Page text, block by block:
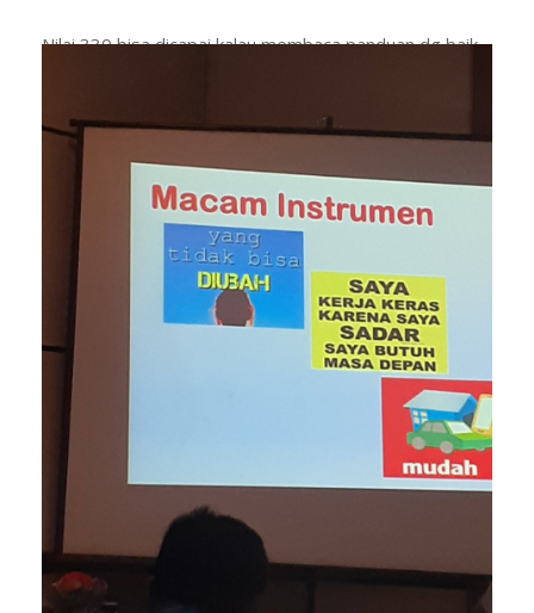
Nilai 330 bisa dicapai kalau membaca panduan dg baik